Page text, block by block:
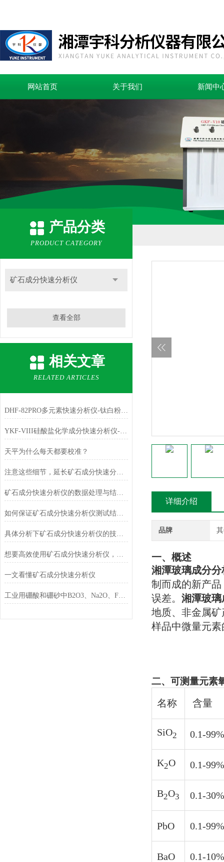
网站首页 关于我们 新闻中
产品分类
PRODUCT CATEGORY
矿石成分快速分析仪
查看全部
相关文章
RELATED ARTICLES
DHF-82PRO多元素快速分析仪-钛白粉、金红石中主成份TiO2的测定
YKF-VIII硅酸盐化学成分快速分析仪-铁红中主成份Fe2O3的测定
天平为什么每天都要校准？
注意这些细节，延长矿石成分快速分析仪使用寿命
矿石成分快速分析仪的数据处理与结果解释技巧
如何保证矿石成分快速分析仪测试结果的准确性和可靠性？
具体分析下矿石成分快速分析仪的技术原理
想要高效使用矿石成分快速分析仪，来看看这些！
一文看懂矿石成分快速分析仪
工业用硼酸和硼砂中B2O3、Na2O、Fe2O3的测定
详细介绍
品牌
一、概述
湘潭玻璃成分
制而成的新产
误差。 湘潭玻
地质、非金属
样品中微量元
二、可测量元素
名称 含量
SiO2 0.1-99%
K2O 0.1-99%
B2O3 0.1-30%
PbO 0.1-99%
BaO 0.1-10%